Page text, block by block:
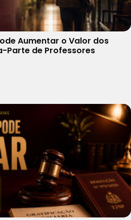
Aumentar o Valor dos
Parte de Professores